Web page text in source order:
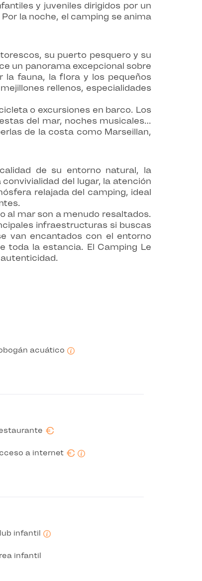
y juveniles dirigidos por un
la noche, el camping se anima
su puerto pesquero y su
un panorama excepcional sobre
la fauna, la flora y los pequeños
rellenos, especialidades
o excursiones en barco. Los
del mar, noches musicales…
de la costa como Marseillan,
de su entorno natural, la
del lugar, la atención
relajada del camping, ideal
al mar son a menudo resaltados.
infraestructuras si buscas
van encantados con el entorno
toda la estancia. El Camping Le
acuático
€
a internet €
infantil
infantil